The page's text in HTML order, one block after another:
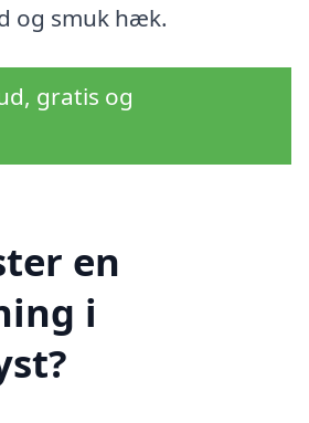
og smuk hæk.
gratis og
en
i